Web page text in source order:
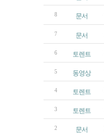
8 문서
7 문서
6 토렌트
5 동영상
4 토렌트
3 토렌트
2 문서